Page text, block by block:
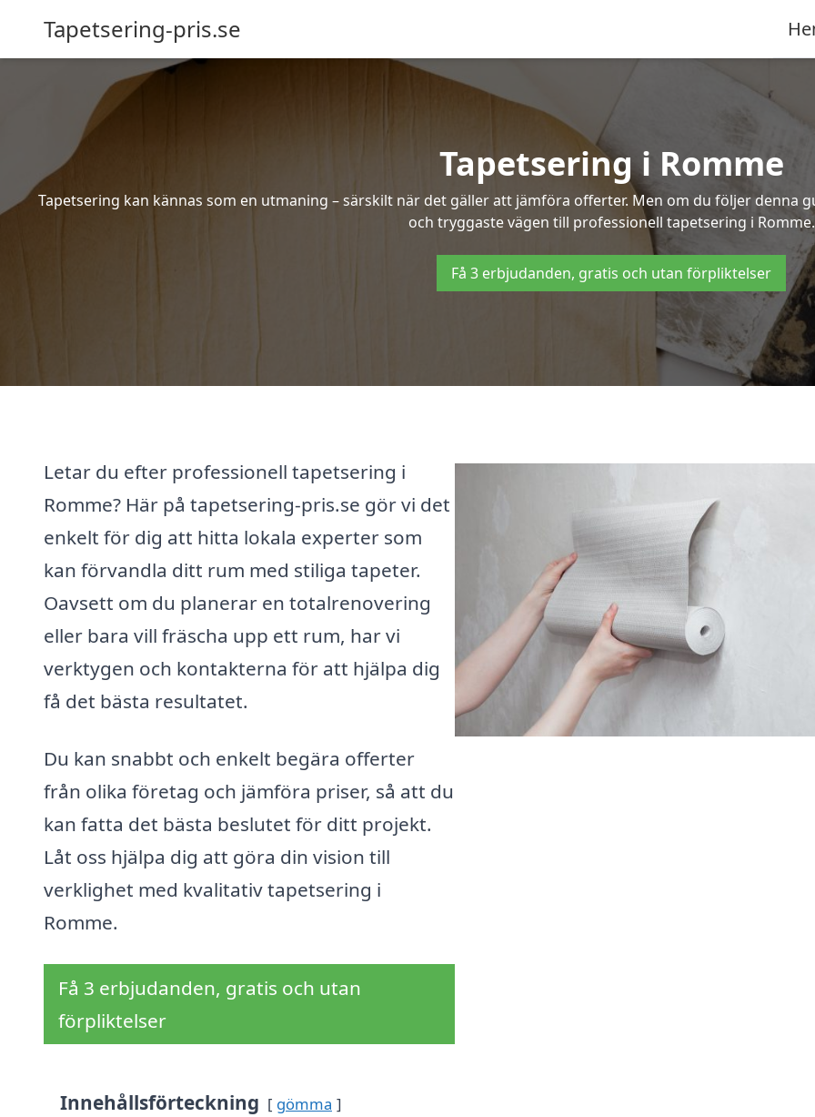
Tapetsering-pris.se
Tapetsering i Romme
Tapetsering kan kännas som en utmaning – särskilt när det gäller att jämföra offerter. Men om du följer denna
och tryggaste vägen till professionell tapetsering i Romme.
Få 3 erbjudanden, gratis och utan förpliktelser
Letar du efter professionell tapetsering i
Romme? Här på tapetsering-pris.se gör vi det
enkelt för dig att hitta lokala experter som
kan förvandla ditt rum med stiliga tapeter.
Oavsett om du planerar en totalrenovering
eller bara vill fräscha upp ett rum, har vi
verktygen och kontakterna för att hjälpa dig
få det bästa resultatet.
Du kan snabbt och enkelt begära offerter
från olika företag och jämföra priser, så att du
kan fatta det bästa beslutet för ditt projekt.
Låt oss hjälpa dig att göra din vision till
verklighet med kvalitativ tapetsering i
Romme.
Få 3 erbjudanden, gratis och utan
förpliktelser
Innehållsförteckning gömma